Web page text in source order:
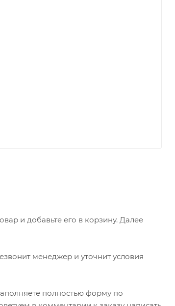
и добавьте его в корзину. Далее
менеджер и уточнит условия
полностью форму по